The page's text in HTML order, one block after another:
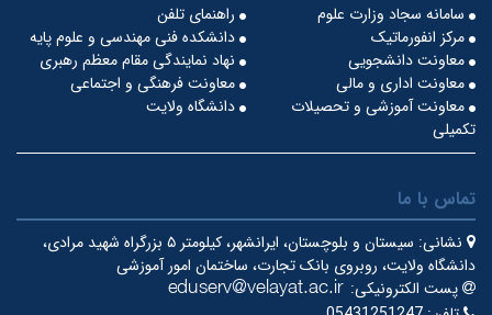
راهنمای تلفن
سامانه سجاد وزارت علوم
دانشکده فنی مهندسی و علوم پایه
مرکز انفورماتیک
نهاد نمایندگی مقام معظم رهبری
معاونت دانشجویی
معاونت فرهنگی و اجتماعی
معاونت اداری و مالی
دانشگاه ولایت
معاونت آموزشی و تحصیلات
تکمیلی
تماس با ما
نشانی:
سیستان و بلوچستان، ایرانشهر، کیلومتر ۵ بزرگراه شهید مرادی،
دانشگاه ولایت، روبروی بانک تجارت، ساختمان امور آموزشی
پست الکترونیکی: